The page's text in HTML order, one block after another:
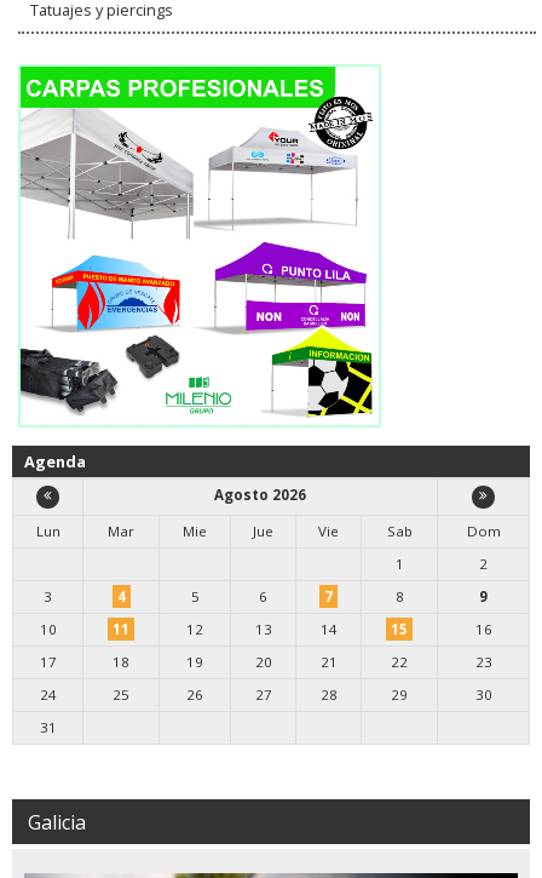
Tatuajes y piercings
Agenda
Agosto 2026
Lun
Mar Mie Jue Vie Sab
Dom
1
2
3
4 5 6 7 8
9
10
11 12 13 14 15
16
17
18 19 20 21 22
23
24
25 26 27 28 29
30
31
Galicia